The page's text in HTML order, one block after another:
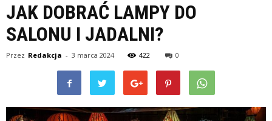
JAK DOBRAĆ LAMPY DO
SALONU I JADALNI?
Przez Redakcja - 3 marca 2024 422 0